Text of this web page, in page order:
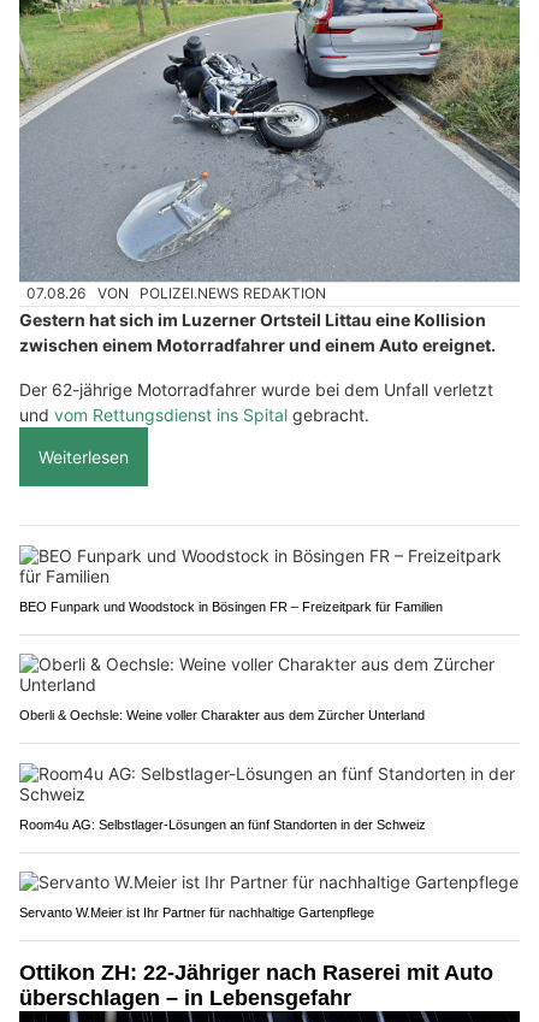
07.08.26 VON POLIZEI.NEWS REDAKTION
Gestern hat sich im Luzerner Ortsteil Littau eine Kollision
zwischen einem Motorradfahrer und einem Auto ereignet.
Der 62-jährige Motorradfahrer wurde bei dem Unfall verletzt
und vom Rettungsdienst ins Spital gebracht.
Weiterlesen
BEO Funpark und Woodstock in Bösingen FR – Freizeitpark für Familien
Oberli & Oechsle: Weine voller Charakter aus dem Zürcher Unterland
Room4u AG: Selbstlager-Lösungen an fünf Standorten in der Schweiz
Servanto W.Meier ist Ihr Partner für nachhaltige Gartenpflege
Ottikon ZH: 22-Jähriger nach Raserei mit Auto
überschlagen – in Lebensgefahr